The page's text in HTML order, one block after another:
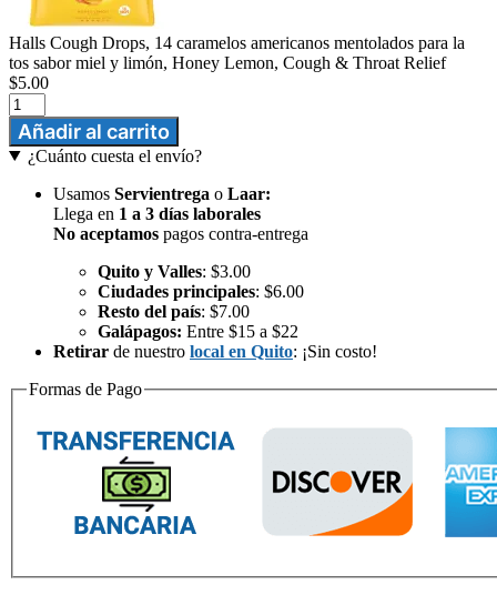
limón,
Honey
Lemon,
Cough
&
Throat
Relief
Halls Cough Drops, 14 caramelos americanos mentolados para la
tos sabor miel y limón, Honey Lemon, Cough & Throat Relief
$5.00
Halls
Cough
Drops,
14
americanos
mentolados
limón,
Honey
Lemon,
Añadir al carrito
¿Cuánto cuesta el envío?
Usamos Servientrega o Laar:
Llega en 1 a 3 días laborales
No aceptamos pagos contra-entrega
Quito y Valles: $3.00
Ciudades principales: $6.00
Resto del país: $7.00
Galápagos: Entre $15 a $22
Retirar de nuestro local en Quito: ¡Sin costo!
Formas de Pago